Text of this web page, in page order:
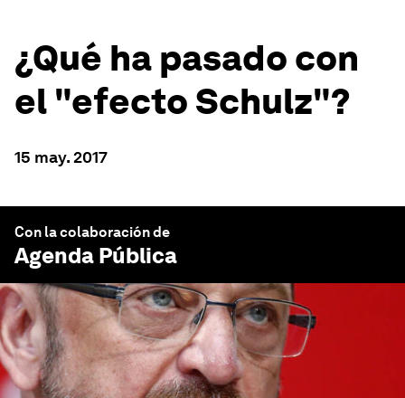
¿Qué ha pasado con
el "efecto Schulz"?
15 may. 2017
Con la colaboración de
Agenda Pública